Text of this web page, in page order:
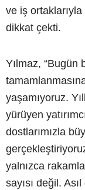
ve iş
dikkat çekti.
Yılmaz, “Bugün
yaşamıyoruz.
yürüyen
dostlarımızla
yalnızca
sayısı değil.